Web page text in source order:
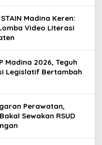
Madina Keren:
Video Literasi
Madina 2026, Teguh
Legislatif Bertambah
Perawatan,
Sewakan RSUD